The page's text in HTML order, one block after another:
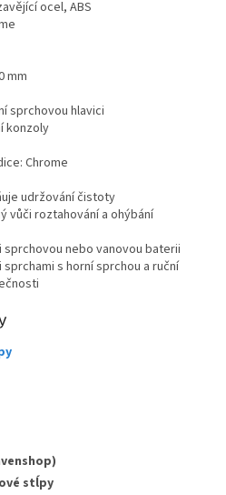
ocel, ABS
mm
sprchovou hlavici
konzoly
Chrome
udržování čistoty
vůči roztahování a ohýbání
sprchovou nebo vanovou baterii
s horní sprchou a ruční
stĺpy